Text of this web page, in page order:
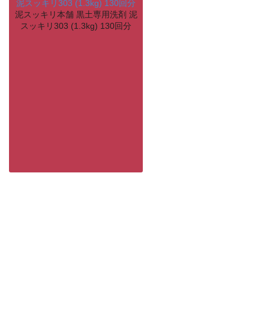
泥スッキリ本舗 黒土専用洗剤 泥
スッキリ303 (1.3kg) 130回分